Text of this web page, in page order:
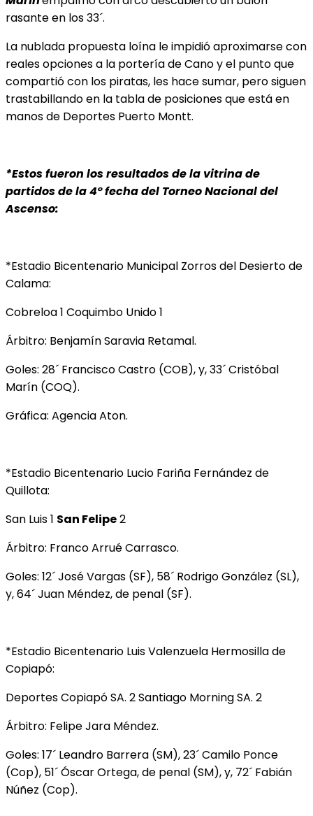
rasante en los 33´.
La nublada propuesta loína le impidió aproximarse con
reales opciones a la portería de Cano y el punto que
compartió con los piratas, les hace sumar, pero siguen
trastabillando en la tabla de posiciones que está en
manos de Deportes Puerto Montt.
*Estos fueron los resultados de la vitrina de
partidos de la 4° fecha del Torneo Nacional del
Ascenso:
*Estadio Bicentenario Municipal Zorros del Desierto de
Calama:
Cobreloa 1 Coquimbo Unido 1
Árbitro: Benjamín Saravia Retamal.
Goles: 28´ Francisco Castro (COB), y, 33´ Cristóbal
Marín (COQ).
Gráfica: Agencia Aton.
*Estadio Bicentenario Lucio Fariña Fernández de
Quillota:
San Luis 1 San Felipe2
Árbitro: Franco Arrué Carrasco.
Goles: 12´ José Vargas (SF), 58´ Rodrigo González (SL),
y, 64´ Juan Méndez, de penal (SF).
*Estadio Bicentenario Luis Valenzuela Hermosilla de
Copiapó:
Deportes Copiapó SA. 2 Santiago Morning SA. 2
Árbitro: Felipe Jara Méndez.
Goles: 17´ Leandro Barrera (SM), 23´ Camilo Ponce
(Cop), 51´ Óscar Ortega, de penal (SM), y, 72´ Fabián
Núñez (Cop).